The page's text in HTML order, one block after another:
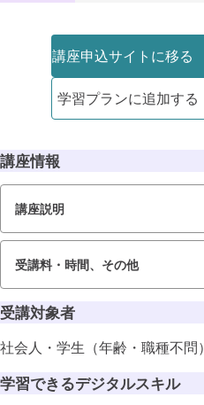
講座申込サイトに移る
学習プランに追加する
講座情報
講座説明
受講料・時間、その他
受講対象者
社会人・学生（年齢・職種不問）
学習できるデジタルスキル